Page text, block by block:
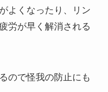
よくなったり、リン
労が早く解消される
ので怪我の防止にも